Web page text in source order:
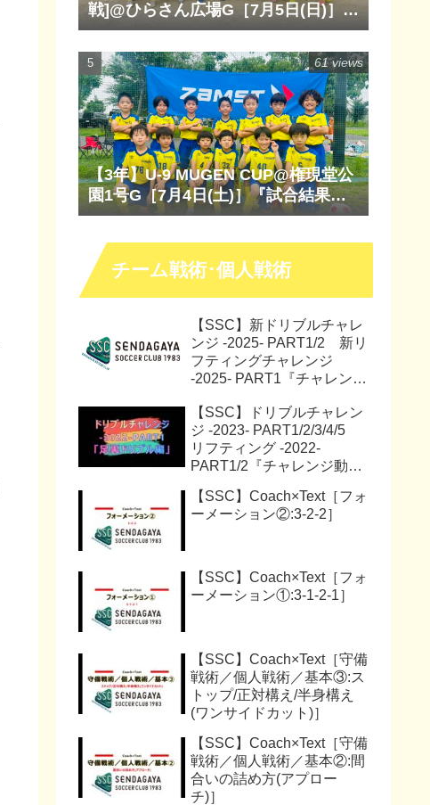
戦]@ひらさん広場G［7月5日(日)］
『試合結果』『マッチレポート』
『試合動画』
【3年】U-9 MUGEN CUP@権現堂公
園1号G［7月4日(土)］『試合結果』
『マッチレポート』『試合動画』
61 views
チーム戦術･個人戦術
【SSC】新ドリブルチャレ
ンジ -2025- PART1/2 新リ
フティングチャレンジ
-2025- PART1『チャレンジ
画』
【SSC】ドリブルチャレン
ジ -2023- PART1/2/3/4/5
リフティング -2022-
PART1/2『チャレンジ動
【SSC】Coach×Text［フォ
ーメーション②:3-2-2］
【SSC】Coach×Text［フォ
ーメーション①:3-1-2-1］
【SSC】Coach×Text［守備
戦術／個人戦術／基本③:ス
トップ/正対構え/半身構え
(ワンサイドカット)］
【SSC】Coach×Text［守備
戦術／個人戦術／基本②:間
合いの詰め方(アプロー
チ)］